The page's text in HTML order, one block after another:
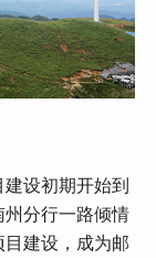
设初期开始到
州分行一路倾情
建设，成为邮